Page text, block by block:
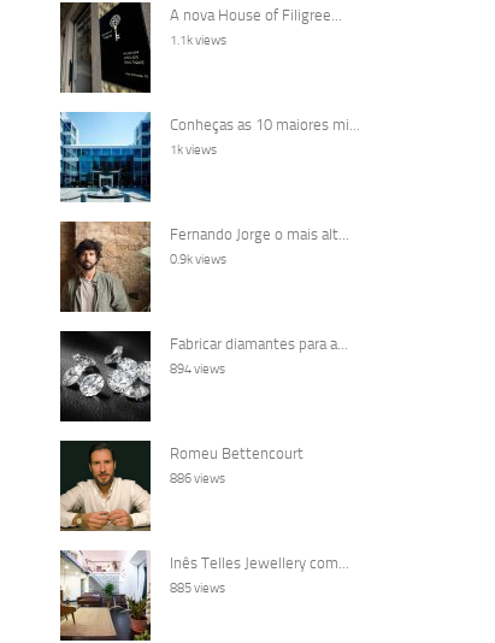
A nova House of Filigree...
1.1k views
Conheças as 10 maiores mi...
1k views
Fernando Jorge o mais alt...
0.9k views
Fabricar diamantes para a...
894 views
Romeu Bettencourt
886 views
Inês Telles Jewellery com...
885 views